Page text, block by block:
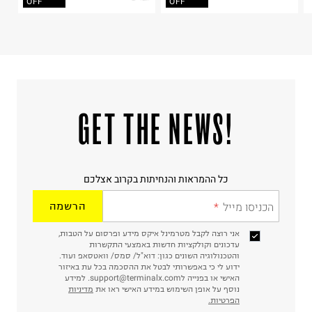
!GET THE NEWS
כל ההמראות והנחיתות בקרוב אצלכם
הכניסו מייל הרשמה
אני רוצה לקבל מטרמינל איקס מידע ופרסום על הטבות,
עדכונים וקולקציות חדשות באמצעי התקשרות
והטכנולוגיה השונים כגון: דוא"ל/ סמס/ וואטסאפ ועוד.
ידוע לי כי באפשרותי לבטל את ההסכמה בכל עת באיזור
האישי או בפנייה לsupport@terminalx.com. למידע
נוסף על אופן השימוש במידע האישי ראו את מדיניות
הפרטיות.